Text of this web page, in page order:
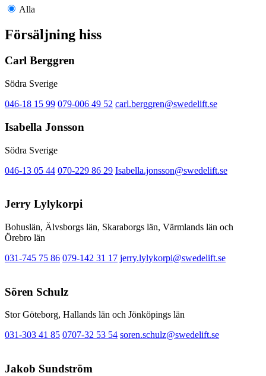
Alla
Försäljning hiss
Carl Berggren
Södra Sverige
046-18 15 99 079-006 49 52 carl.berggren@swedelift.se
Isabella Jonsson
Södra Sverige
046-13 05 44 070-229 86 29 Isabella.jonsson@swedelift.se
Jerry Lylykorpi
Bohuslän, Älvsborgs län, Skaraborgs län, Värmlands län och
Örebro län
031-745 75 86 079-142 31 17 jerry.lylykorpi@swedelift.se
Sören Schulz
Stor Göteborg, Hallands län och Jönköpings län
031-303 41 85 0707-32 53 54 soren.schulz@swedelift.se
Jakob Sundström